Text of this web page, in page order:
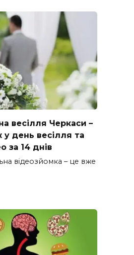
весілля Черкаси –
у день весілля та
за 14 днів
відеозйомка – це вже